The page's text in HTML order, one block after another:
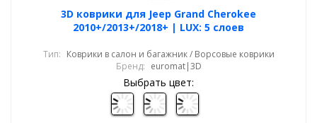
3D коврики для Jeep Grand Cherokee
2010+/2013+/2018+ | LUX: 5 слоев
Тип: Коврики в салон и багажник / Ворсовые коврики
Бренд: euromat|3D
Выбрать цвет: